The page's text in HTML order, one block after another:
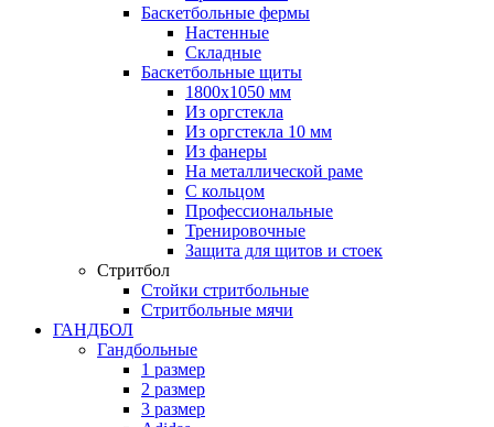
Баскетбольные фермы
Настенные
Складные
Баскетбольные щиты
1800х1050 мм
Из оргстекла
Из оргстекла 10 мм
Из фанеры
На металлической раме
С кольцом
Профессиональные
Тренировочные
Защита для щитов и стоек
Стритбол
Стойки стритбольные
Стритбольные мячи
ГАНДБОЛ
Гандбольные
1 размер
2 размер
3 размер